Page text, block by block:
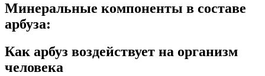
Минеральные компоненты в составе
арбуза:
Как арбуз воздействует на организм
человека